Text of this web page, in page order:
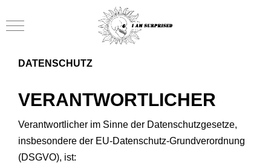
Mobile Menu Toggle
DATENSCHUTZ
VERANTWORTLICHER
Verantwortlicher im Sinne der Datenschutzgesetze,
insbesondere der EU-Datenschutz-Grundverordnung
(DSGVO), ist: